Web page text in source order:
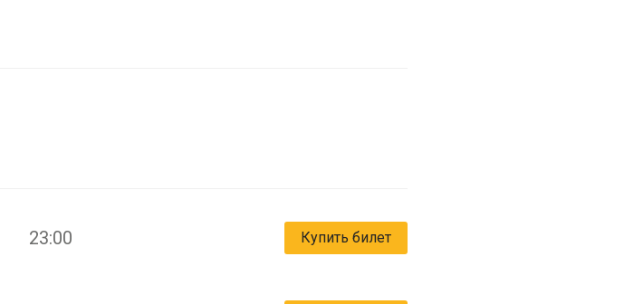
23:00 Купить билет